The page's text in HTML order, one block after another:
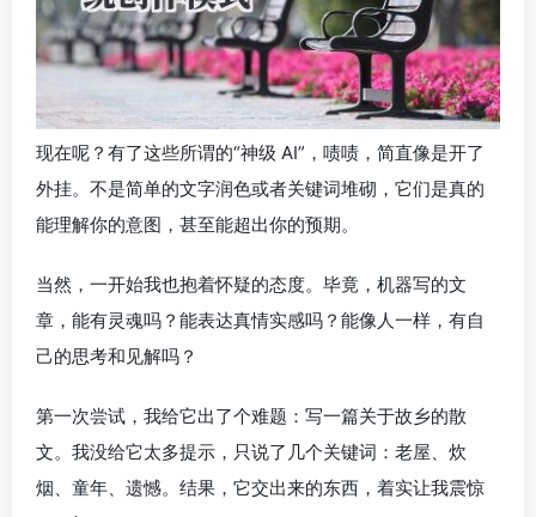
现在呢？有了这些所谓的“神级 AI”，啧啧，简直像是开了
外挂。不是简单的文字润色或者关键词堆砌，它们是真的
能理解你的意图，甚至能超出你的预期。
当然，一开始我也抱着怀疑的态度。毕竟，机器写的文
章，能有灵魂吗？能表达真情实感吗？能像人一样，有自
己的思考和见解吗？
第一次尝试，我给它出了个难题：写一篇关于故乡的散
文。我没给它太多提示，只说了几个关键词：老屋、炊
烟、童年、遗憾。结果，它交出来的东西，着实让我震惊